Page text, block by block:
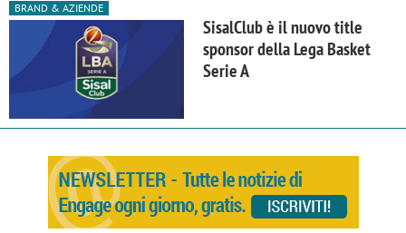
BRAND & AZIENDE
SisalClub è il nuovo title
sponsor della Lega Basket
Serie A